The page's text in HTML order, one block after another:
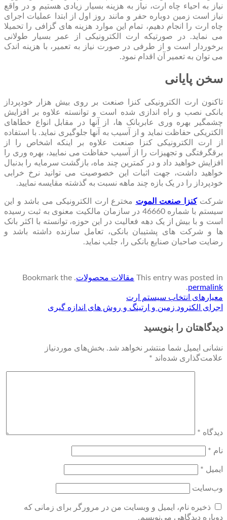
نیاز به احیاء چاه ارت، نیاز به هزینه بسیار زیادی هستیم و در واقع
نیاز است زمین دوباره حفر و مانند روز اول از ابتدا عملیات اجرای
چاه ارت را انجام دهیم، تمام این موارد هزینه های گزافی را تحمیلا
می نماید. در صورتیکه ارت الکترونیکی از عمر بسیار طولانی
برخوردار است و از طرفی در صورت نیاز به تعمیر، با هزینه اندک
می توان به تعمیر آن اقدام نمود.
سخن پایانی
تاکنون ارت الکترونیکی کنزا صنعت بر روی بیش هزار خودپرداز
بانکی نصب و راه اندازی شده است و توانسته علاوه بر افزایش
چشمگیر بهره وری عابربانک ها، از آنها در مقابل انواع خطاهای
الکتریکی حفاظت نماید و از آسیب به آنها جلوگیری نماید. با استفاده
از ارت الکترونیکی کنزا صنعت علاوه بر اینکه اشخاص را از
برقگرفتگی و تجهیزات را از آسیب حفاظت می نمایید، بهره وری را
افزایش خواهید داد و در کمترین چند ماه، بازگشت سرمایه را بدنبال
خواهید داشت، جهت اثبات این خصوصیت می توانید نرخ خرابی
خودپرداز را در یک بازه چند ماهه نسبت به گذشته مقایسه نمایید.
شرکتکنزا صنعت الموت مخترع ارت الکترونیکی می باشد و این
سیستم با شماره 46660 در سازمان مالکیت معنوی به ثبت رسیده
است و با بیش از یک دهه فعالیت در این حوزه، توانسته با اکثر بانک
ها و شرکت های پشتیبان بانکی، تعامل سازنده داشته باشد و
رضایت صاحبان صنایع بانکی را، جلب نماید.
This entry was posted in مقالات محصولات. Bookmark the
permalink
.
معیارهای انتخاب سیستم ارت
اجرای الکترود زمین و ارتینگ و روش های اندازه گیری
دیدگاهتان را بنویسید
نشانی ایمیل شما منتشر نخواهد شد. بخش‌های موردنیاز
علامت‌گذاری شده‌اند *
دیدگاه *
نام *
ایمیل *
وب‌سایت
ذخیره نام، ایمیل و وبسایت من در مرورگر برای زمانی که
دوباره دیدگاهی می‌نویسم.